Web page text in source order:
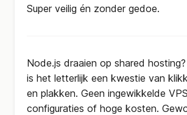
Super veilig én zonder gedoe.
Node.js draaien op shared
is het letterlijk een kwestie van
en plakken. Geen ingewikkelde
configuraties of hoge kosten.